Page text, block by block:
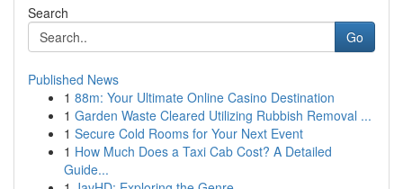
Search
Go
Published News
1 88m: Your Ultimate Online Casino Destination
1 Garden Waste Cleared Utilizing Rubbish Removal ...
1 Secure Cold Rooms for Your Next Event
1 How Much Does a Taxi Cab Cost? A Detailed
Guide...